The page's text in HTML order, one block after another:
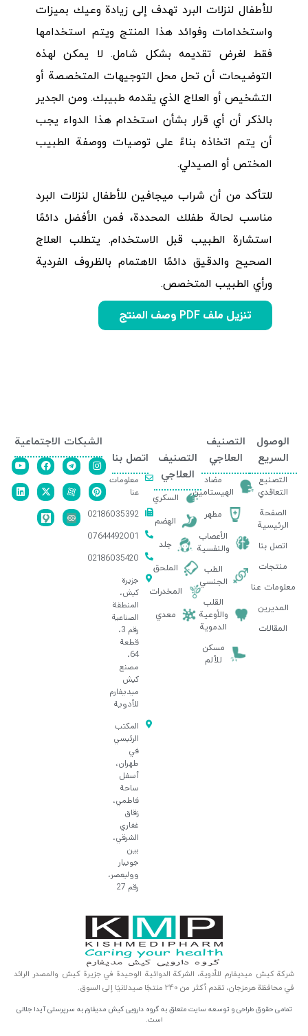
للأطفال لنزلات البرد تهدف إلى زيادة وعيك بميزات
واستخدامات وفوائد هذا المنتج ويتم استخدامها
فقط لغرض تقديمه بشكل شامل. لا يمكن لهذه
التوضيحات أن تحل محل التوجيهات المتخصصة أو
التشخيص أو العلاج الذي يقدمه طبيبك. ومن الجدير
بالذكر أن أي قرار بشأن استخدام هذا الدواء يجب
أن يتم اتخاذه بناءً على توصيات ووصفة الطبيب
المختص أو الصيدلي.
للتأكد من أن شراب ميجافين للأطفال لنزلات البرد
مناسب لحالة طفلك المحددة، فمن الأفضل دائمًا
استشارة الطبيب قبل الاستخدام. يتطلب العلاج
الصحيح والدقيق دائمًا الاهتمام بالظروف الفردية
ورأي الطبيب المتخصص.
تنزيل ملف PDF وصف المنتج
الوصول
السريع
التصنيع
التعاقدي
الصفحة
الرئيسية
اتصل بنا
منتجات
معلومات عنا
المديرين
المقالات
التصنيف
العلاجي
مضاد
الهيستامين
مطهر
الأعصاب
والنفسية
الطب
الجنسي
القلب
والأوعية
الدموية
مسكن
للألم
التصنيف
العلاجي
السكري
الهضم
جلد
الملحق
المخدرات
معدي
اتصل بنا
معلومات
عنا
02186035392
07644492001
02186035420
جزيرة
كيش،
المنطقة
الصناعية
رقم 3،
قطعة
64،
مصنع
كيش
ميديفارم
للأدوية
المكتب
الرئيسي
في
طهران،
أسفل
ساحة
فاطمي،
زقاق
غفاري
الشرقي،
بين
جويبار
ووليعصر،
رقم 27
الشبكات الاجتماعية
شركة كيش ميديفارم للأدوية، الشركة الدوائية الوحيدة في جزيرة كيش والمصدر الرائد
في محافظة هرمزجان، تقدم أكثر من 240 منتجًا صيدلانيًا إلى السوق.
تمامی حقوق طراحی و توسعه سایت متعلق به گروه دارویی کیش مدیفارم به سرپرستی آیدا جلالی
است.